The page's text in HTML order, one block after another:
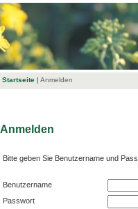
Startseite | Anmelden
Anmelden
Bitte geben Sie Benutzername und
Benutzername
Passwort